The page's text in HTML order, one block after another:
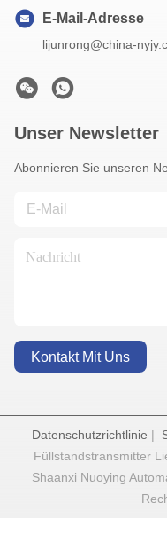
E-Mail-Adresse
lijunrong@china-
Unser Newsletter
Abonnieren Sie unseren
Kontakt Mit Uns
Datenschutzrichtlinie |
Füllstandstransmitter
Shaanxi Nuoying